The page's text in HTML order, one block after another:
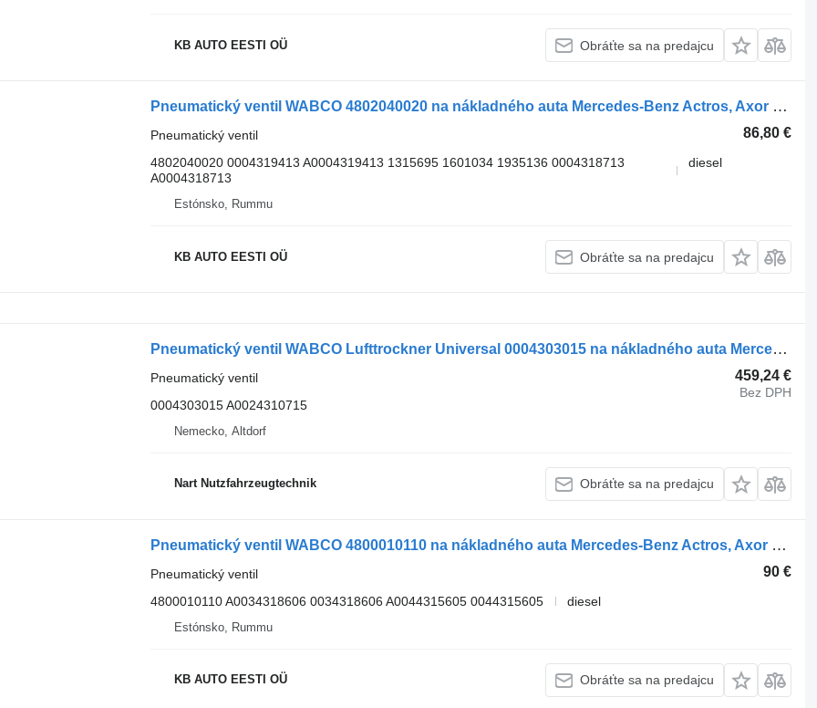
KB AUTO EESTI OÜ Obráťte sa na predajcu
Pneumatický ventil WABCO 4802040020 na nákladného auta Mercedes-Benz Actros, Axor MP1, MP2, MP3 (1996-2014)
86,80 €
Pneumatický ventil
4802040020 0004319413 A0004319413 1315695 1601034 1935136 0004318713
A0004318713
diesel
Estónsko, Rummu
KB AUTO EESTI OÜ Obráťte sa na predajcu
Pneumatický ventil WABCO Lufttrockner Universal 0004303015 na nákladného auta Mercedes-Benz
459,24 €
Bez DPH
Pneumatický ventil
0004303015 A0024310715
Nemecko, Altdorf
Nart Nutzfahrzeugtechnik Obráťte sa na predajcu
Pneumatický ventil WABCO 4800010110 na nákladného auta Mercedes-Benz Actros, Axor MP1, MP2, MP3 (1996-2014)
90 €
Pneumatický ventil
4800010110 A0034318606 0034318606 A0044315605 0044315605
diesel
Estónsko, Rummu
KB AUTO EESTI OÜ Obráťte sa na predajcu